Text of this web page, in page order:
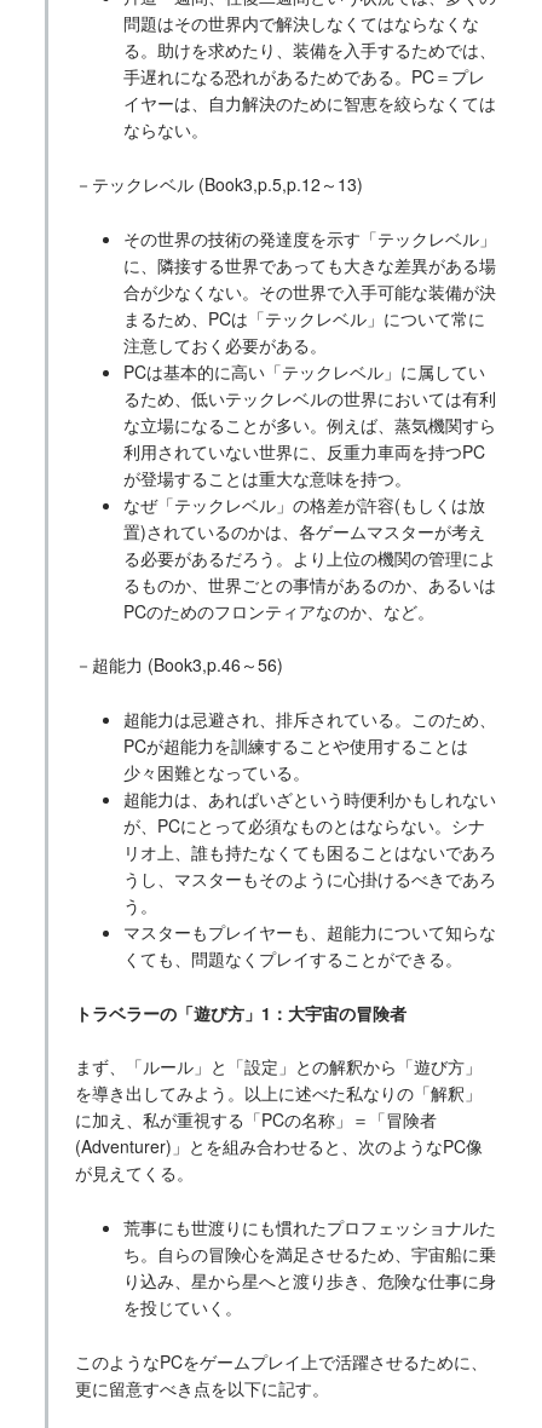
問題はその世界内で解決しなくてはならなくな
る。助けを求めたり、装備を入手するためでは、
手遅れになる恐れがあるためである。PC＝プレ
イヤーは、自力解決のために智恵を絞らなくては
ならない。
－テックレベル (Book3,p.5,p.12～13)
その世界の技術の発達度を示す「テックレベル」
に、隣接する世界であっても大きな差異がある場
合が少なくない。その世界で入手可能な装備が決
まるため、PCは「テックレベル」について常に
注意しておく必要がある。
PCは基本的に高い「テックレベル」に属してい
るため、低いテックレベルの世界においては有利
な立場になることが多い。例えば、蒸気機関すら
利用されていない世界に、反重力車両を持つPC
が登場することは重大な意味を持つ。
なぜ「テックレベル」の格差が許容(もしくは放
置)されているのかは、各ゲームマスターが考え
る必要があるだろう。より上位の機関の管理によ
るものか、世界ごとの事情があるのか、あるいは
PCのためのフロンティアなのか、など。
－超能力 (Book3,p.46～56)
超能力は忌避され、排斥されている。このため、
PCが超能力を訓練することや使用することは
少々困難となっている。
超能力は、あればいざという時便利かもしれない
が、PCにとって必須なものとはならない。シナ
リオ上、誰も持たなくても困ることはないであろ
うし、マスターもそのように心掛けるべきであろ
う。
マスターもプレイヤーも、超能力について知らな
くても、問題なくプレイすることができる。
トラベラーの「遊び方」1：大宇宙の冒険者
まず、「ルール」と「設定」との解釈から「遊び方」
を導き出してみよう。以上に述べた私なりの「解釈」
に加え、私が重視する「PCの名称」＝「冒険者
(Adventurer)」とを組み合わせると、次のようなPC像
が見えてくる。
荒事にも世渡りにも慣れたプロフェッショナルた
ち。自らの冒険心を満足させるため、宇宙船に乗
り込み、星から星へと渡り歩き、危険な仕事に身
を投じていく。
このようなPCをゲームプレイ上で活躍させるために、
更に留意すべき点を以下に記す。